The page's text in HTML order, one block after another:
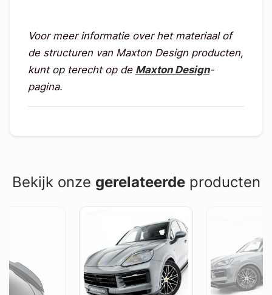
Voor meer informatie over het materiaal of
de structuren van Maxton Design producten,
kunt op terecht op de Maxton Design-
pagina.
Bekijk onze gerelateerdeproducten